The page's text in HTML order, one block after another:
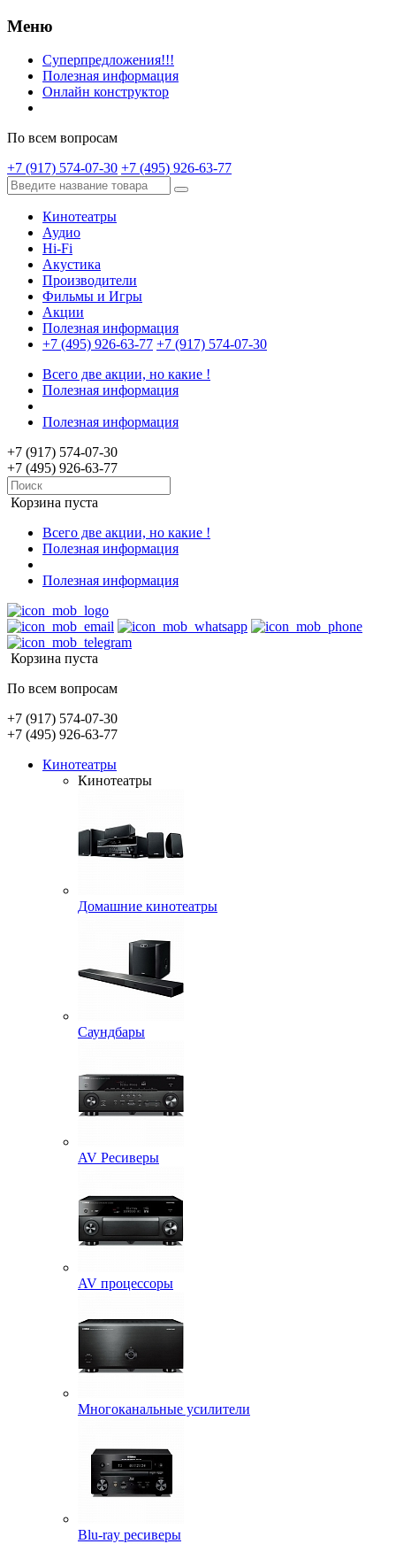
Меню
Суперпредложения!!!
Полезная информация
Онлайн конструктор
По всем вопросам
+7 (917) 574-07-30 +7 (495) 926-63-77
Кинотеатры
Аудио
Hi-Fi
Акустика
Производители
Фильмы и Игры
Акции
Полезная информация
+7 (495) 926-63-77 +7 (917) 574-07-30
Всего две акции, но какие !
Полезная информация
Полезная информация
+7 (917) 574-07-30
+7 (495) 926-63-77
Корзина пуста
Всего две акции, но какие !
Полезная информация
Полезная информация
Корзина пуста
По всем вопросам
+7 (917) 574-07-30
+7 (495) 926-63-77
Кинотеатры
Кинотеатры
Домашние кинотеатры
Саундбары
AV Ресиверы
AV процессоры
Многоканальные усилители
Blu-ray ресиверы